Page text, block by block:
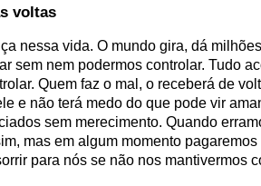
voltas
nessa vida. O mundo gira, dá
sem nem podermos controlar. Tudo
Quem faz o mal, o receberá de
e não terá medo do que pode vir
sem merecimento. Quando
mas em algum momento
para nós se não nos mantivermos